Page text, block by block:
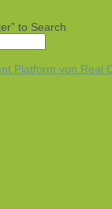
to Search
Platform von Real